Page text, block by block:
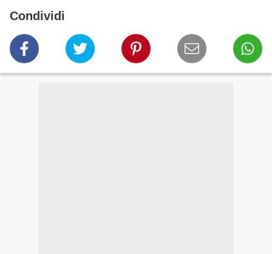
Condividi